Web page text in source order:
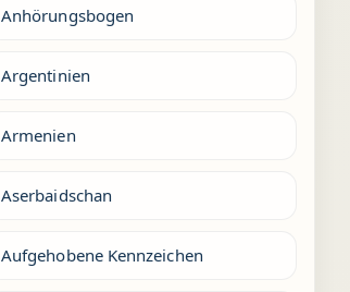
Anhörungsbogen
Argentinien
Armenien
Aserbaidschan
Aufgehobene Kennzeichen